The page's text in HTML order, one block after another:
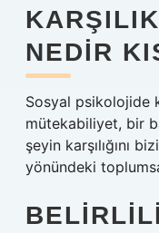
NEDIR
Sosyal psikolojide
mütekabiliyet, bir
şeyin karşılığını
yönündeki